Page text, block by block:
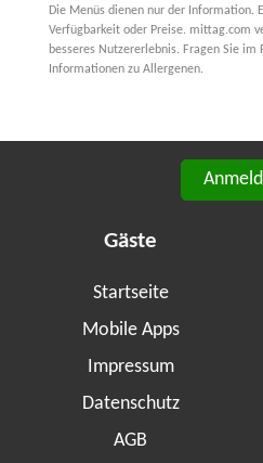
Die Menüs dienen nur der Information.
Verfügbarkeit oder Preise. mittag.com
besseres Nutzererlebnis. Fragen Sie
Informationen zu Allergenen.
Gäste
Startseite
Mobile Apps
Impressum
Datenschutz
AGB